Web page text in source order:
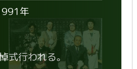
年
式行われる。